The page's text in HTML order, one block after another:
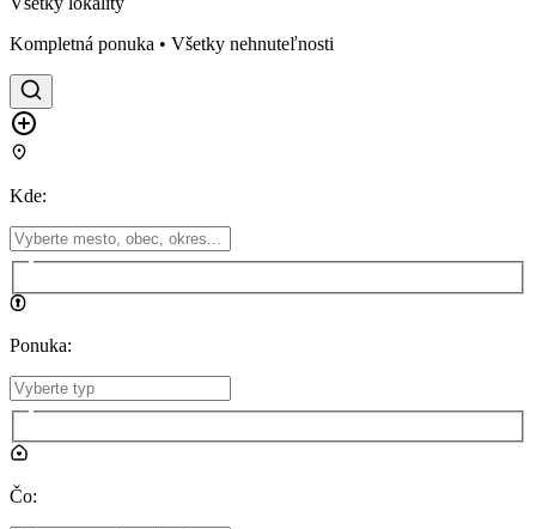
Kompletná ponuka • Všetky nehnuteľnosti
Kde:
Ponuka:
Čo: